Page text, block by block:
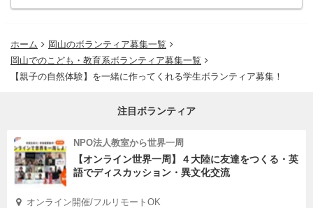
ホーム
岡山のボランティア募集一覧
岡山でのこども・教育系ボランティア募集一覧
【親子の自然体験】を一緒に作ってくれる学生ボランティア募集！
注目ボランティア
NPO法人教室から世界一周
【オンライン世界一周】４大陸に友達をつくる・英
語でディスカッション・異文化交流
オンライン開催/フルリモートOK